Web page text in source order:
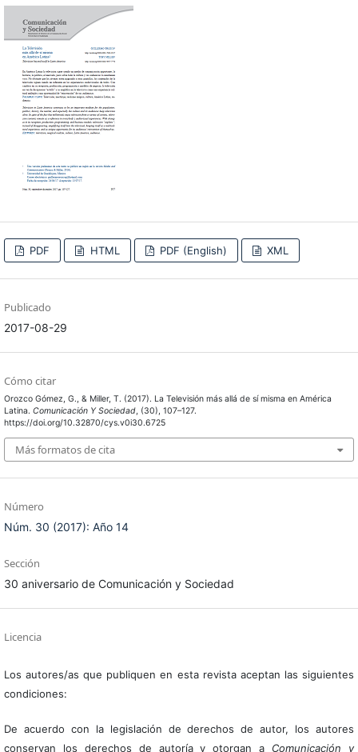
PDF HTML PDF (English) XML
Publicado
2017-08-29
Cómo citar
Orozco Gómez, G., & Miller, T. (2017). La Televisión más allá de sí misma en América
Latina. Comunicación Y Sociedad, (30), 107–127.
https://doi.org/10.32870/cys.v0i30.6725
Más formatos de cita
Número
Núm. 30 (2017): Año 14
Sección
30 aniversario de Comunicación y Sociedad
Licencia
Los autores/as que publiquen en esta revista aceptan las siguientes
condiciones:
De acuerdo con la legislación de derechos de autor, los autores
conservan los derechos de autoría y otorgan a Comunicación y